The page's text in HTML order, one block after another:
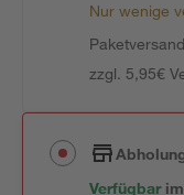
Nur wenige
Paketversand
zzgl. 5,95€
Verfügbar im